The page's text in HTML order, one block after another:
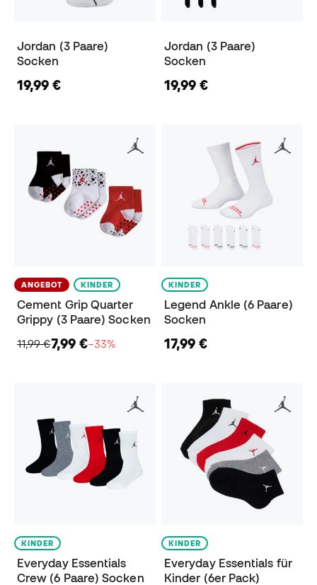
Jordan (3 Paare)
Socken
19,99 €
Jordan (3 Paare)
Socken
19,99 €
ANGEBOT KINDER
Cement Grip Quarter
Grippy (3 Paare) Socken
11,99 €7,99 €−33%
KINDER
Legend Ankle (6 Paare)
Socken
17,99 €
KINDER
Everyday Essentials
Crew (6 Paare) Socken
KINDER
Everyday Essentials für
Kinder (6er Pack)